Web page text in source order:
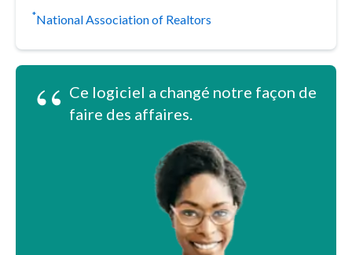
*National Association of Realtors
“ Ce logiciel a changé notre façon de
faire des affaires.